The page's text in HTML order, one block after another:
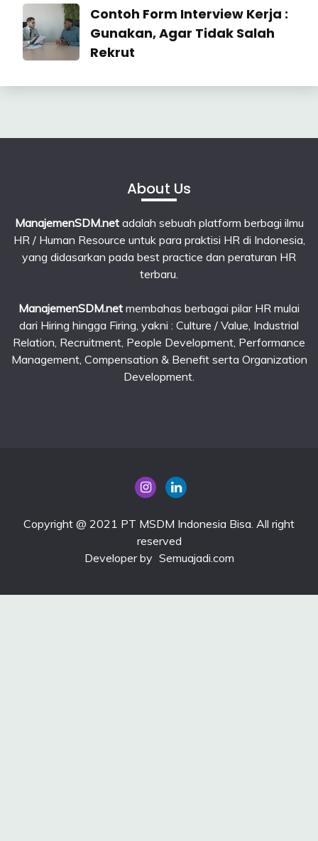
July
2026
Industrial
Contoh Form Interview Kerja :
Gunakan, Agar Tidak Salah
Rekrut
23
About Us
ManajemenSDM.netadalah sebuah platform berbagi ilmu
HR / Human Resource untuk para praktisi HR di Indonesia,
yang didasarkan pada best practice dan peraturan HR
terbaru.
ManajemenSDM.net membahas berbagai pilar HR mulai
dari Hiring hingga Firing, yakni : Culture / Value, Industrial
Relation, Recruitment, People Development, Performance
Management, Compensation & Benefit serta Organization
Development.
Copyright @ 2021 PT MSDM Indonesia Bisa. All right
reserved
Developer by Semuajadi.com